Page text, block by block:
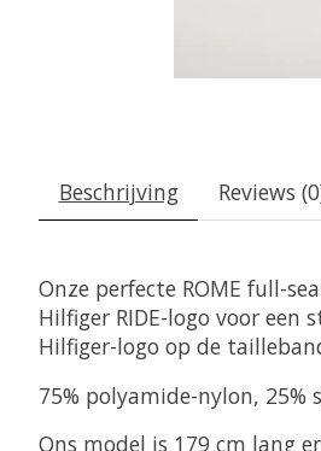
Beschrijving Reviews
Onze perfecte ROME full-
Hilfiger RIDE-logo voor
Hilfiger-logo op de
75% polyamide-nylon, 25%
Ons model is 179 cm lang